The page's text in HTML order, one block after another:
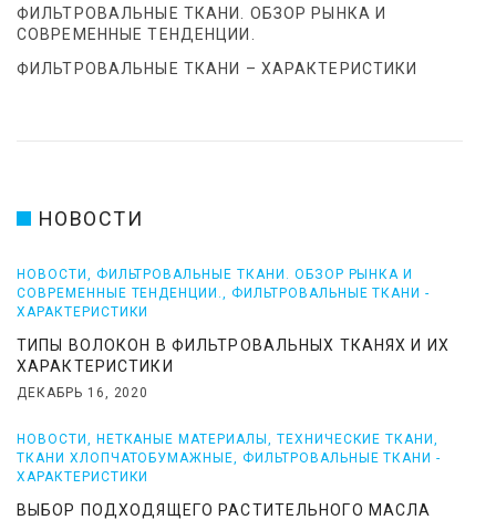
ФИЛЬТРОВАЛЬНЫЕ ТКАНИ. ОБЗОР РЫНКА И
СОВРЕМЕННЫЕ ТЕНДЕНЦИИ.
ФИЛЬТРОВАЛЬНЫЕ ТКАНИ – ХАРАКТЕРИСТИКИ
НОВОСТИ
НОВОСТИ
ФИЛЬТРОВАЛЬНЫЕ ТКАНИ. ОБЗОР РЫНКА И
СОВРЕМЕННЫЕ ТЕНДЕНЦИИ.
,ФИЛЬТРОВАЛЬНЫЕ ТКАНИ -
ХАРАКТЕРИСТИКИ
ТИПЫ ВОЛОКОН В ФИЛЬТРОВАЛЬНЫХ ТКАНЯХ И ИХ
ХАРАКТЕРИСТИКИ
ДЕКАБРЬ 16, 2020
НОВОСТИ НЕТКАНЫЕ МАТЕРИАЛЫ ТЕХНИЧЕСКИЕ ТКАНИ
ТКАНИ ХЛОПЧАТОБУМАЖНЫЕ ,ФИЛЬТРОВАЛЬНЫЕ ТКАНИ -
ХАРАКТЕРИСТИКИ
ВЫБОР ПОДХОДЯЩЕГО РАСТИТЕЛЬНОГО МАСЛА